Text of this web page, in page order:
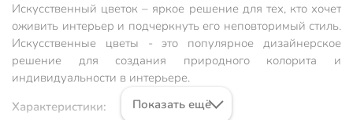
Искусственный цветок – яркое решение для тех, кто хочет
оживить интерьер и подчеркнуть его неповторимый стиль.
Искусственные цветы - это популярное дизайнерское
решение для создания природного колорита и
индивидуальности в интерьере.
Характеристики:
Показать ещё